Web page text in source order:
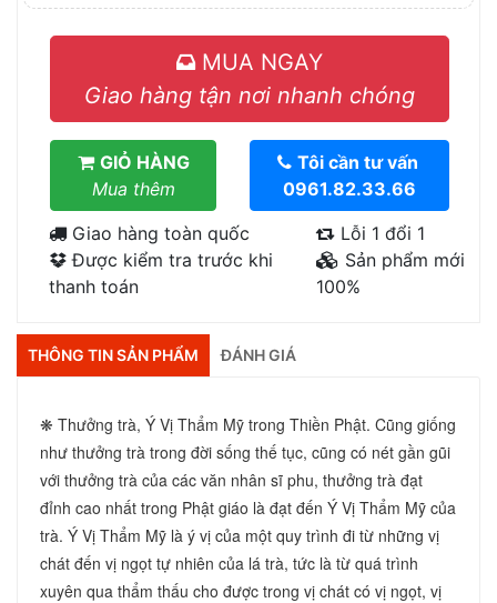
MUA NGAY
Giao hàng tận nơi nhanh chóng
GIỎ HÀNG
Mua thêm
Tôi cần tư vấn
0961.82.33.66
Giao hàng toàn quốc
Được kiểm tra trước khi
thanh toán
Lỗi 1 đổi 1
Sản phẩm mới
100%
THÔNG TIN SẢN PHẨM ĐÁNH GIÁ
❋ Thưởng trà, Ý Vị Thẩm Mỹ trong Thiền Phật. Cũng giống
như thưởng trà trong đời sống thế tục, cũng có nét gần gũi
với thưởng trà của các văn nhân sĩ phu, thưởng trà đạt
đỉnh cao nhất trong Phật giáo là đạt đến Ý Vị Thẩm Mỹ của
trà. Ý Vị Thẩm Mỹ là ý vị của một quy trình đi từ những vị
chát đến vị ngọt tự nhiên của lá trà, tức là từ quá trình
xuyên qua thẩm thấu cho được trong vị chát có vị ngọt, vị